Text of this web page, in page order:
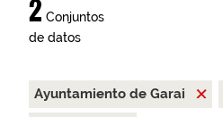
2 Conjuntos
de datos
Ayuntamiento de Garai